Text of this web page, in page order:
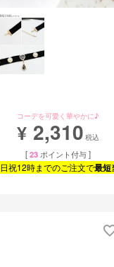
コーデを可愛く華やかに♪
¥ 2,310 税込
[ 23 ポイント付与 ]
祝12時までのご注文で最短